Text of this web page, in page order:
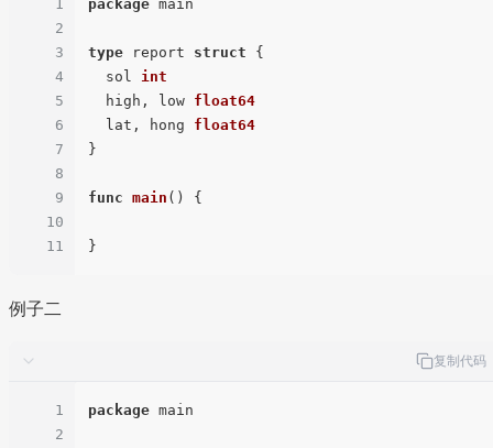
2
3
4
5
6
7
8
9
10
11
package main
type report struct {
  sol
int
  high, low
float64
  lat, hong
float64
}
func main () {
例子二
复制代码
1
2
package main